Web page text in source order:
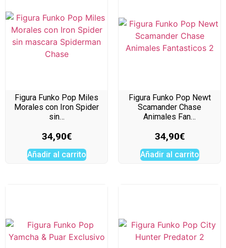
Figura Funko Pop Miles
Morales con Iron Spider
sin…
34,90€
Añadir al carrito
Figura Funko Pop Newt
Scamander Chase
Animales Fan…
34,90€
Añadir al carrito